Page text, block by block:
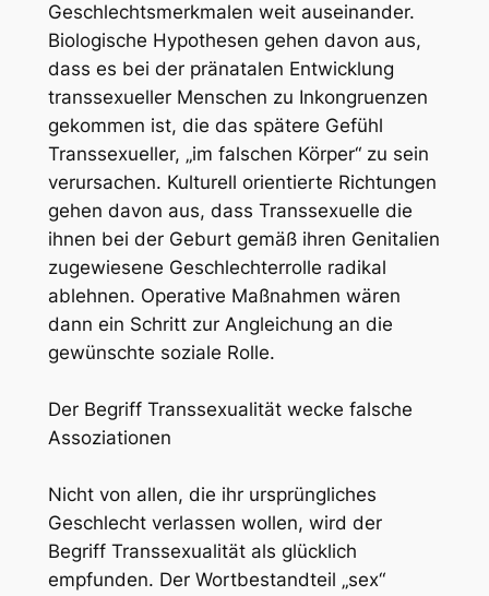
Geschlechtsmerkmalen weit auseinander.
Biologische Hypothesen gehen davon aus,
dass es bei der pränatalen Entwicklung
transsexueller Menschen zu Inkongruenzen
gekommen ist, die das spätere Gefühl
Transsexueller, „im falschen Körper“ zu sein
verursachen. Kulturell orientierte Richtungen
gehen davon aus, dass Transsexuelle die
ihnen bei der Geburt gemäß ihren Genitalien
zugewiesene Geschlechterrolle radikal
ablehnen. Operative Maßnahmen wären
dann ein Schritt zur Angleichung an die
gewünschte soziale Rolle.
Der Begriff Transsexualität wecke falsche
Assoziationen
Nicht von allen, die ihr ursprüngliches
Geschlecht verlassen wollen, wird der
Begriff Transsexualität als glücklich
empfunden. Der Wortbestandteil „sex“